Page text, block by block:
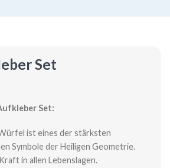
Set
Set:
ist eines der stärksten
Symbole der Heiligen Geometrie.
in allen Lebenslagen.